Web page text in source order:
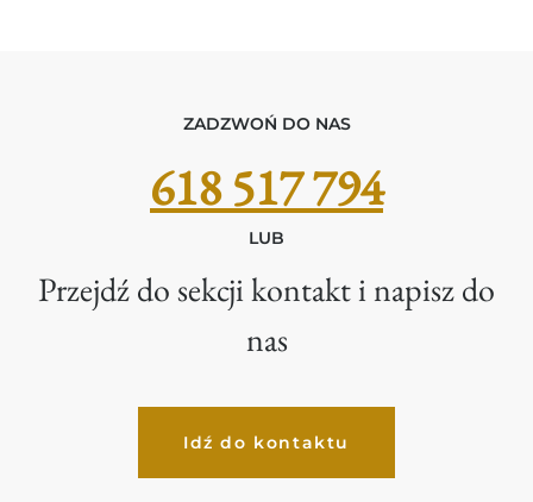
ZADZWOŃ DO NAS
618 517 794
LUB
Przejdź do sekcji kontakt i napisz do
nas
Idź do kontaktu